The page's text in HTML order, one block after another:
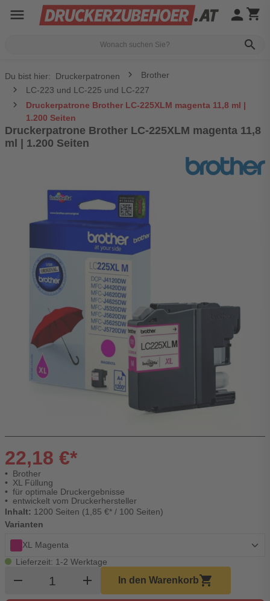
menu
search
person shopping_cart
Du bist hier: Druckerpatronen
Brother
LC-223 und LC-225 und LC-227
Druckerpatrone Brother LC-225XLM magenta 11,8 ml |
1.200 Seiten
Druckerpatrone Brother LC-225XLM magenta 11,8
ml | 1.200 Seiten
22,18 €*
Brother
XL Füllung
für optimale Druckergebnisse
entwickelt vom Druckerhersteller
Inhalt: 1200 Seiten (1,85 €* / 100 Seiten)
Varianten
XL Magenta
Lieferzeit: 1-2 Werktage
remove Produkt Warenkorb Menge
add In den Warenkorbshopping_cart